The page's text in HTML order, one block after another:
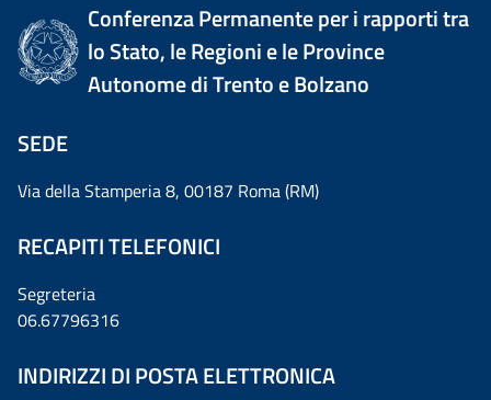
Conferenza Permanente per i rapporti tra
lo Stato, le Regioni e le Province
Autonome di Trento e Bolzano
SEDE
Via della Stamperia 8, 00187 Roma (RM)
RECAPITI TELEFONICI
Segreteria
06.67796316
INDIRIZZI DI POSTA ELETTRONICA